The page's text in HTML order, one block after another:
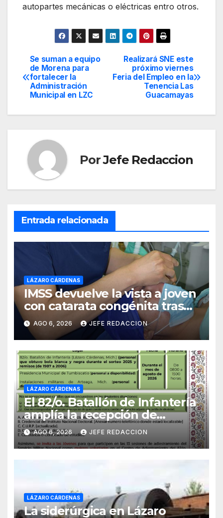
autopartes mecánicas o eléctricas entro otros.
Navegación
de
entradas
Realizará SNE este
próximo viernes
Feria del Empleo en la
Tenencia Las
Guacamayas
Se suman a equipo
de Morena para
fortalecer la
Administración
Municipal en LZC
PorJefe Redaccion
Entrada relacionada
LÁZARO CÁRDENAS
IMSS devuelve la vista a joven
con catarata congénita tras
23 años de limitación visual
AGO 6, 2026 JEFE REDACCION
LÁZARO CÁRDENAS
El 82/o. Batallón de Infantería
amplía la recepción de
documentos para obtener La
Catilla del Servicio Militar
Nacional
AGO 6, 2026 JEFE REDACCION
LÁZARO CÁRDENAS
La siderúrgica en Lázaro